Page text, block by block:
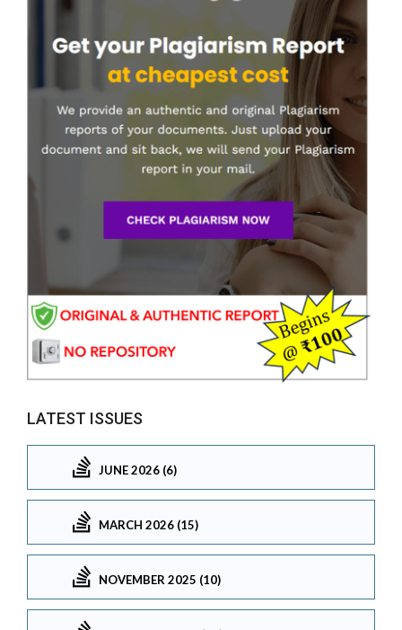
LATEST ISSUES
JUNE 2026 (6)
MARCH 2026 (15)
NOVEMBER 2025 (10)